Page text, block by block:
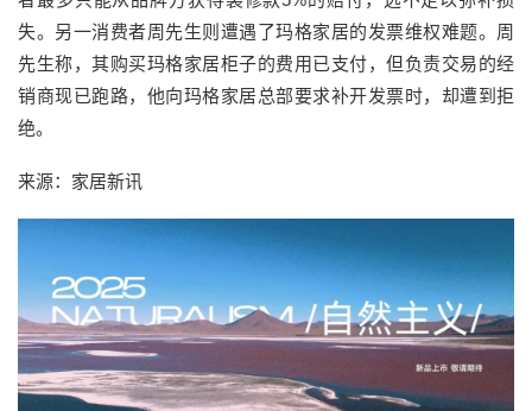
失。另一消费者周先生则遭遇了玛格家居的发票维权难题。周
先生称，其购买玛格家居柜子的费用已支付，但负责交易的经
销商现已跑路，他向玛格家居总部要求补开发票时，却遭到拒
绝。
来源：家居新讯